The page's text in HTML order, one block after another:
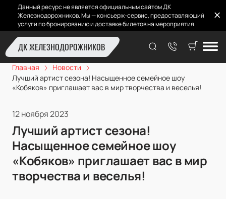
Данный ресурс не является официальным сайтом ДК
Железнодорожников. Мы — консьерж-сервис, предоставляющий
услуги по бронированию и доставке билетов на мероприятия.
ДК ЖЕЛЕЗНОДОРОЖНИКОВ
Главная
Новости
Лучший артист сезона! Насыщенное семейное шоу
«Кобяков» приглашает вас в мир творчества и веселья!
12 ноября 2023
Лучший артист сезона!
Насыщенное семейное шоу
«Кобяков» приглашает вас в мир
творчества и веселья!